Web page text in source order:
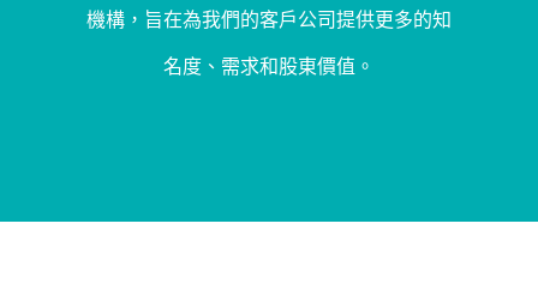
機構，旨在為我們的客戶公司提供更多的知
名度、需求和股東價值。